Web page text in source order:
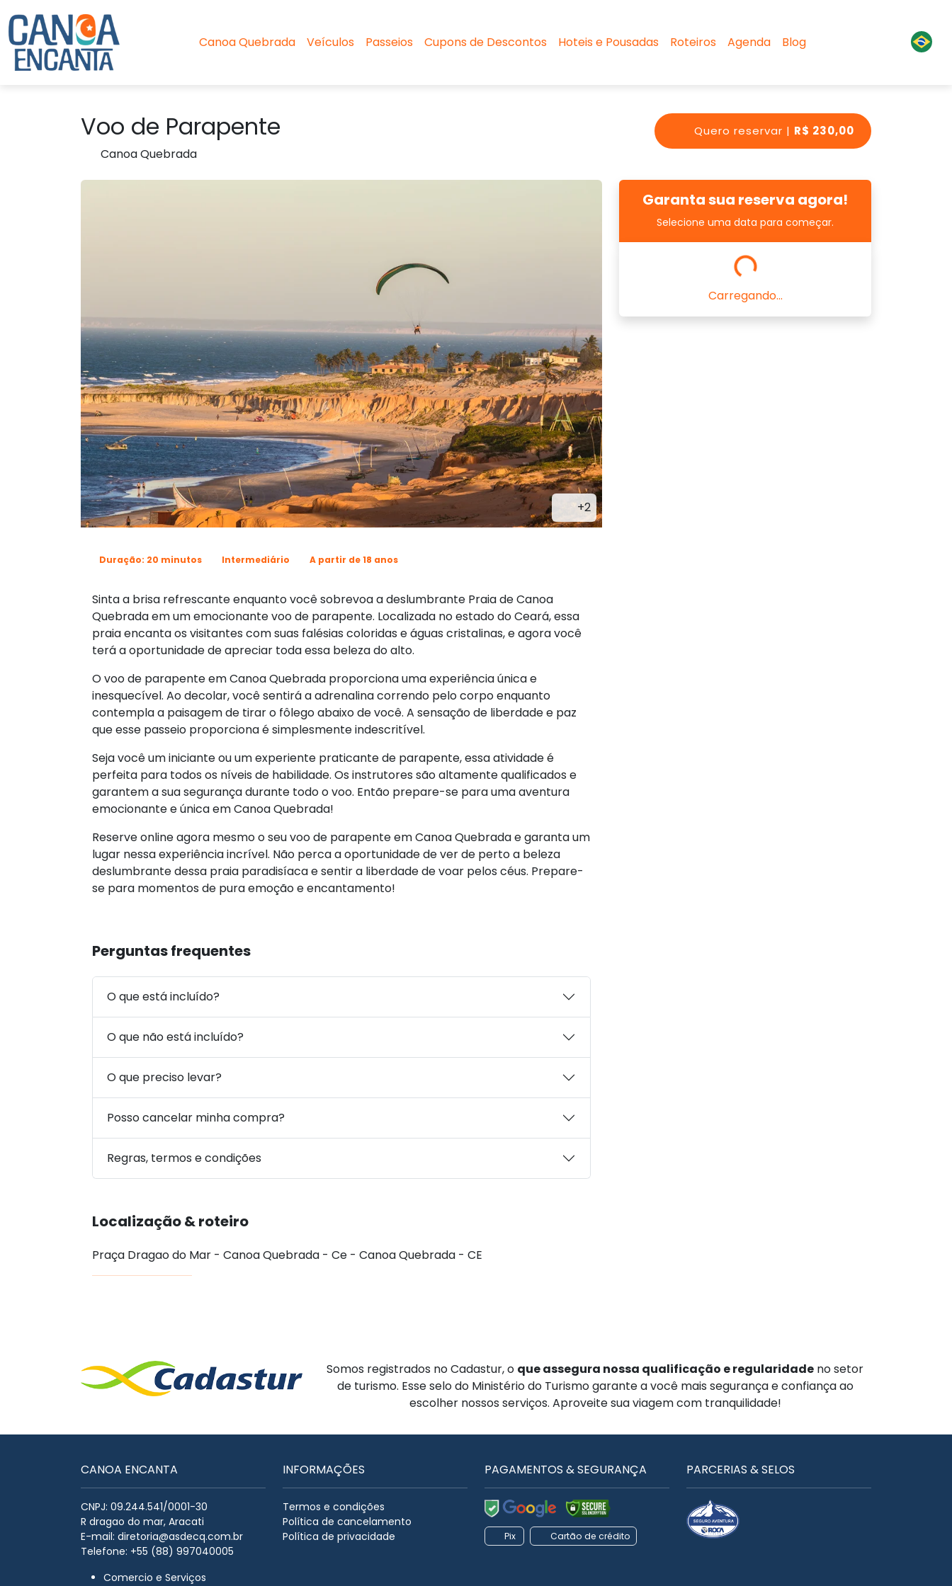
Canoa Quebrada Veículos Passeios Cupons de Descontos Hoteis e Pousadas Roteiros Agenda Blog
Quero reservar | R$ 230,00
Voo de Parapente
Canoa Quebrada
+2
Duração: 20 minutos Intermediário A partir de 18 anos
Sinta a brisa refrescante enquanto você sobrevoa a deslumbrante Praia de Canoa
Quebrada em um emocionante voo de parapente. Localizada no estado do Ceará, essa
praia encanta os visitantes com suas falésias coloridas e águas cristalinas, e agora você
terá a oportunidade de apreciar toda essa beleza do alto.
O voo de parapente em Canoa Quebrada proporciona uma experiência única e
inesquecível. Ao decolar, você sentirá a adrenalina correndo pelo corpo enquanto
contempla a paisagem de tirar o fôlego abaixo de você. A sensação de liberdade e paz
que esse passeio proporciona é simplesmente indescritível.
Seja você um iniciante ou um experiente praticante de parapente, essa atividade é
perfeita para todos os níveis de habilidade. Os instrutores são altamente qualificados e
garantem a sua segurança durante todo o voo. Então prepare-se para uma aventura
emocionante e única em Canoa Quebrada!
Reserve online agora mesmo o seu voo de parapente em Canoa Quebrada e garanta um
lugar nessa experiência incrível. Não perca a oportunidade de ver de perto a beleza
deslumbrante dessa praia paradisíaca e sentir a liberdade de voar pelos céus. Prepare-
se para momentos de pura emoção e encantamento!
Perguntas frequentes
O que está incluído?
O que não está incluído?
O que preciso levar?
Posso cancelar minha compra?
Regras, termos e condições
Localização & roteiro
Praça Dragao do Mar - Canoa Quebrada - Ce - Canoa Quebrada - CE
Garanta sua reserva agora!
Selecione uma data para começar.
Carregando...
Somos registrados no Cadastur, o que assegura nossa qualificação e regularidade no setor
de turismo. Esse selo do Ministério do Turismo garante a você mais segurança e confiança ao
escolher nossos serviços. Aproveite sua viagem com tranquilidade!
CANOA ENCANTA
CNPJ: 09.244.541/0001-30
R dragao do mar, Aracati
E-mail: diretoria@asdecq.com.br
Telefone: +55 (88) 997040005
Comercio e Serviços
INFORMAÇÕES
Termos e condições
Política de cancelamento
Política de privacidade
PAGAMENTOS & SEGURANÇA
Pix Cartão de crédito
PARCERIAS & SELOS